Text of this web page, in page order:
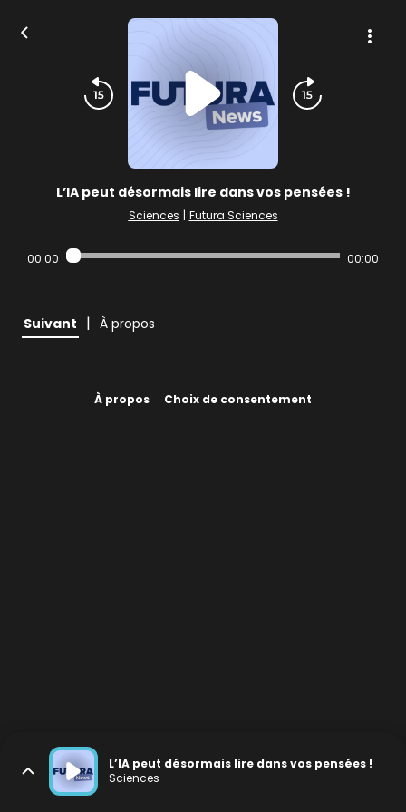
L’IA peut désormais lire dans vos pensées !
Sciences | Futura Sciences
00:00 00:00
Suivant | À propos
À propos Choix de consentement
L’IA peut désormais lire dans vos pensées !
Sciences